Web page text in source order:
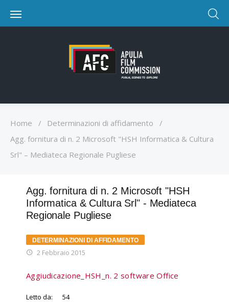
Home / Determinazioni di affidamento
/
Agg. fornitura di n. 2 Microsoft "HSH Informatica & Cultura
Srl" – Mediateca Regionale Pugliese
Agg. fornitura di n. 2 Microsoft "HSH
Informatica & Cultura Srl" - Mediateca
Regionale Pugliese
DETERMINAZIONI DI AFFIDAMENTO
2 Febbraio 2015
Aggiudicazione_HSH_n. 2 software Office
Letto da: 54